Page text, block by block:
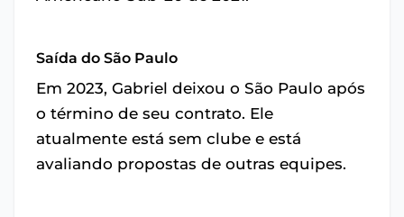
Saída do São Paulo
Em 2023, Gabriel deixou o São Paulo após
o término de seu contrato. Ele
atualmente está sem clube e está
avaliando propostas de outras equipes.